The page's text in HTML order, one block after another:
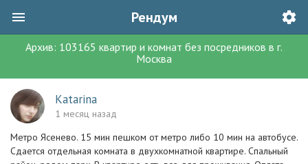
Рендум
Архив: 103165 квартир и комнат без посредников в г.
Москва
Katarina
1 месяц назад
Метро Ясенево. 15 мин пешком от метро либо 10 мин на автобусе.
Сдается отдельная комната в двухкомнатной квартире. Спальный